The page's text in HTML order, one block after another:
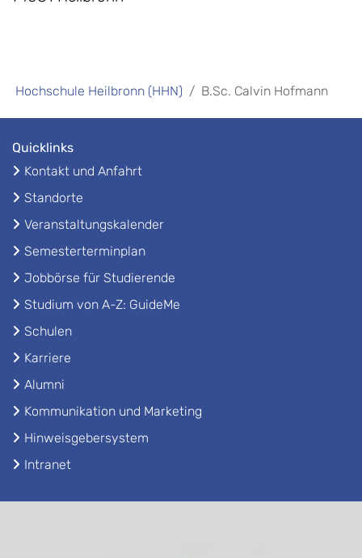
Hochschule Heilbronn (HHN) B.Sc. Calvin Hofmann
Quicklinks
Kontakt und Anfahrt
Standorte
Veranstaltungskalender
Semesterterminplan
Jobbörse für Studierende
Studium von A-Z: GuideMe
Schulen
Karriere
Alumni
Kommunikation und Marketing
Hinweisgebersystem
Intranet